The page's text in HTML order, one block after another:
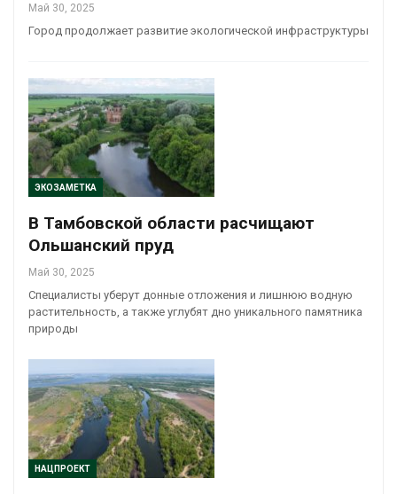
Май 30, 2025
Город продолжает развитие экологической инфраструктуры
ЭКОЗАМЕТКА
В Тамбовской области расчищают
Ольшанский пруд
Май 30, 2025
Специалисты уберут донные отложения и лишнюю водную
растительность, а также углубят дно уникального памятника
природы
НАЦПРОЕКТ